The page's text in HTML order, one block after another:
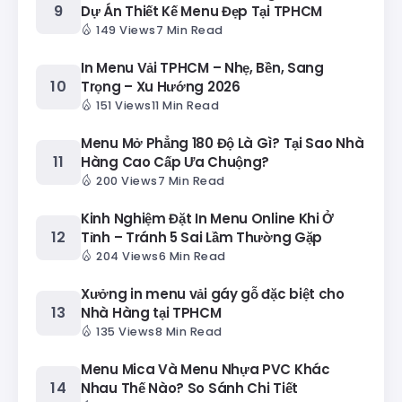
Dự Án Thiết Kế Menu Đẹp Tại TPHCM
149 Views7 Min Read
In Menu Vải TPHCM – Nhẹ, Bền, Sang
Trọng – Xu Hướng 2026
151 Views11 Min Read
Menu Mở Phẳng 180 Độ Là Gì? Tại Sao Nhà
Hàng Cao Cấp Ưa Chuộng?
200 Views7 Min Read
Kinh Nghiệm Đặt In Menu Online Khi Ở
Tỉnh – Tránh 5 Sai Lầm Thường Gặp
204 Views6 Min Read
Xưởng in menu vải gáy gỗ đặc biệt cho
Nhà Hàng tại TPHCM
135 Views8 Min Read
Menu Mica Và Menu Nhựa PVC Khác
Nhau Thế Nào? So Sánh Chi Tiết